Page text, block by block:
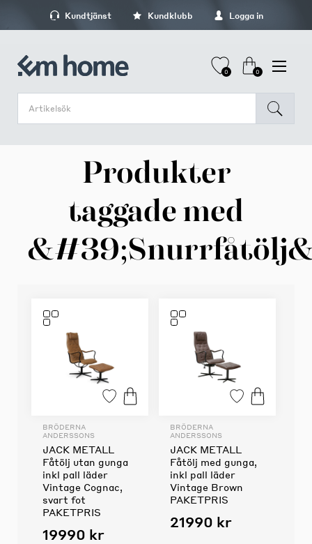
Kundtjänst Kundklubb Logga in
0 0
Produkter
taggade med
BRÖDERNA
ANDERSSONS
JACK METALL
Fåtölj utan gunga
inkl pall läder
Vintage Cognac,
svart fot
PAKETPRIS
19990 kr
BRÖDERNA
ANDERSSONS
JACK METALL
Fåtölj med gunga,
inkl pall läder
Vintage Brown
PAKETPRIS
21990 kr